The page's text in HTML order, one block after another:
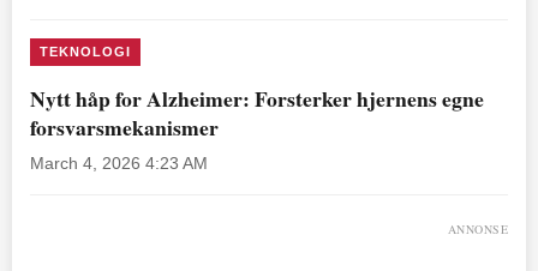
TEKNOLOGI
Nytt håp for Alzheimer: Forsterker hjernens egne
forsvarsmekanismer
March 4, 2026 4:23 AM
ANNONSE